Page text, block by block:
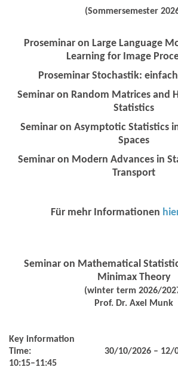
(Sommersemester
Proseminar on Large Language
Learning for Image
Proseminar Stochastik:
Seminar on Random Matrices and
Statistics
Seminar on Asymptotic Statistics
Spaces
Seminar on Modern Advances in
Transport
Für mehr Informationen
Seminar on Mathematical
Minimax Theory
(winter term 2026/
Prof. Dr. Axel Munk
Key information
Time:
30/10/2026 – 12/
10:15–11:45